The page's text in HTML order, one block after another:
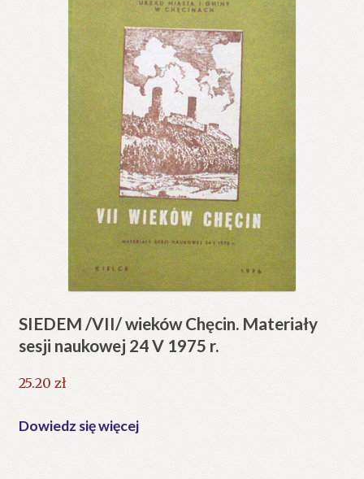
SIEDEM /VII/ wieków Chęcin. Materiały
sesji naukowej 24 V 1975 r.
25.20 zł
Dowiedz się więcej